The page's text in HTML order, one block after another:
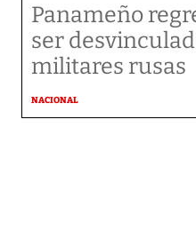
Panameño
ser
militares rusas
NACIONAL